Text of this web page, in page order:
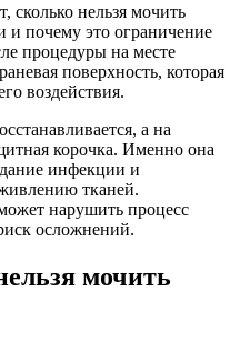
сколько нельзя мочить
и почему это ограничение
процедуры на месте
поверхность, которая
воздействия.
а на
корочка. Именно она
инфекции и
тканей.
нарушить процесс
осложнений.
мочить